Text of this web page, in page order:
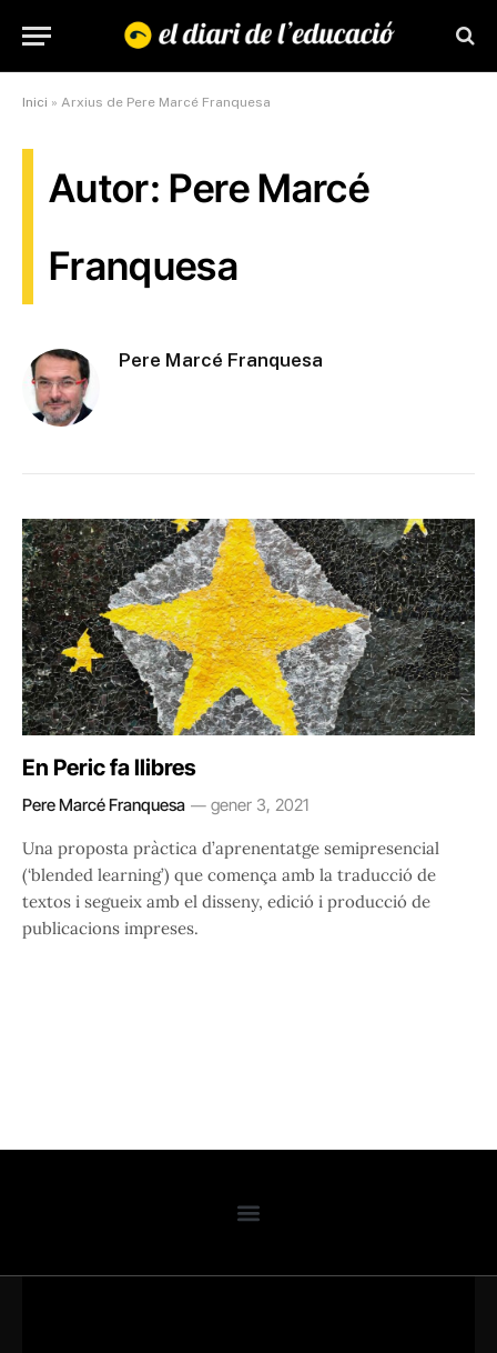
Inici » Arxius de Pere Marcé Franquesa
Autor: Pere Marcé
Franquesa
Pere Marcé Franquesa
En Peric fa llibres
Pere Marcé Franquesa gener 3, 2021
Una proposta pràctica d’aprenentatge semipresencial
(‘blended learning’) que comença amb la traducció de
textos i segueix amb el disseny, edició i producció de
publicacions impreses.